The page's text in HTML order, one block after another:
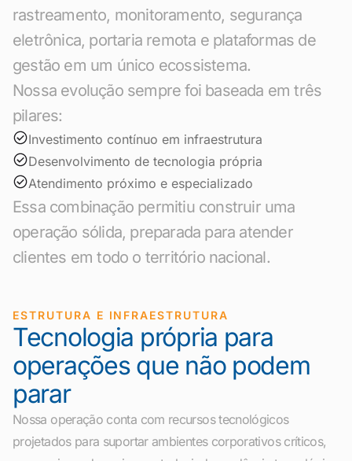
rastreamento, monitoramento, segurança
eletrônica, portaria remota e plataformas de
gestão em um único ecossistema.
Nossa evolução sempre foi baseada em três
pilares:
Investimento contínuo em infraestrutura
Desenvolvimento de tecnologia própria
Atendimento próximo e especializado
Essa combinação permitiu construir uma
operação sólida, preparada para atender
clientes em todo o território nacional.
ESTRUTURA E INFRAESTRUTURA
Tecnologia própria para
operações que não podem
parar
Nossa operação conta com recursos tecnológicos
projetados para suportar ambientes corporativos críticos,